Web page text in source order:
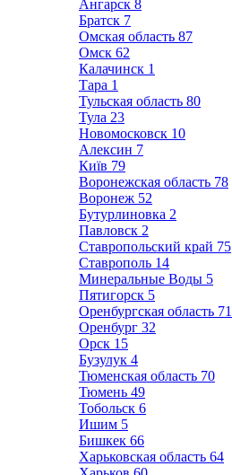
Ангарск 8
Братск 7
Омская область 87
Омск 62
Калачинск 1
Тара 1
Тульская область 80
Тула 23
Новомосковск 10
Алексин 7
Київ 79
Воронежская область 78
Воронеж 52
Бутурлиновка 2
Павловск 2
Ставропольский край 75
Ставрополь 14
Минеральные Воды 5
Пятигорск 5
Оренбургская область 71
Оренбург 32
Орск 15
Бузулук 4
Тюменская область 70
Тюмень 49
Тобольск 6
Ишим 5
Бишкек 66
Харьковская область 64